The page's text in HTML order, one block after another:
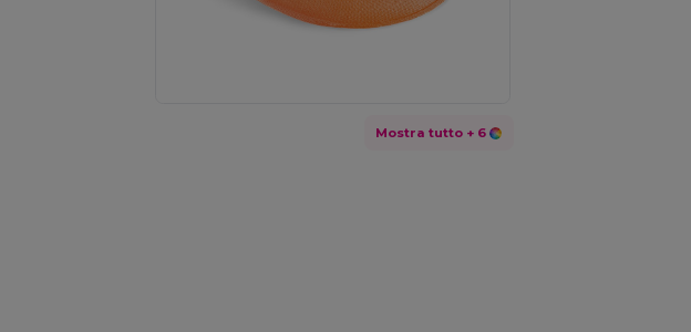
Mostra tutto + 6